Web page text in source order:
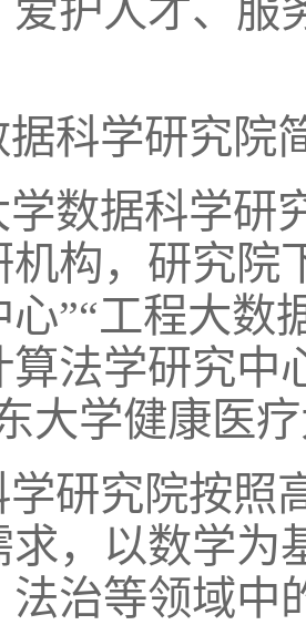
爱护人才、服
据科学研究院
学数据科学研
机构，研究院
”“工程大数
算法学研究中
大学健康医
研究院按照
求，以数学为
法治等领域中